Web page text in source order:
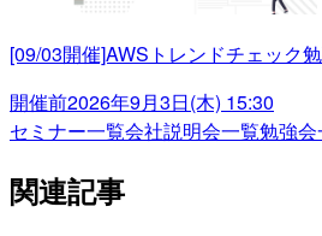
[09/03開催]AWSトレンドチェック
開催前2026年9月3日(木) 15:30
セミナー一覧会社説明会一覧勉強会
関連記事